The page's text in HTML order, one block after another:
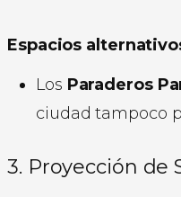
Espacios alter
Los Paraderos
ciudad tampoco
3. Proyección de